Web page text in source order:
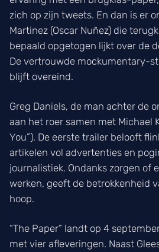
zich op zijn tweets. En dan is er
Martinez (Oscar Nuñez) die
bepaald opgetogen lijkt over de
De vertrouwde mockumentary-
blijft overeind.
Greg Daniels, de man achter de
aan het roer samen met Michael
You”). De eerste trailer belooft
artikelen vol advertenties en
journalistiek. Ondanks zorgen of
werken, geeft de betrokkenheid
hoop.
“The Paper” landt op 4
met vier afleveringen. Naast